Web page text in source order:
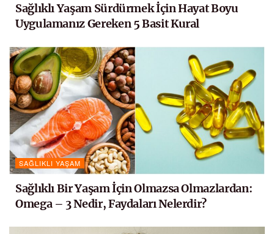
Sağlıklı Yaşam Sürdürmek İçin Hayat Boyu
Uygulamanız Gereken 5 Basit Kural
SAĞLIKLI YAŞAM
Sağlıklı Bir Yaşam İçin Olmazsa Olmazlardan:
Omega – 3 Nedir, Faydaları Nelerdir?